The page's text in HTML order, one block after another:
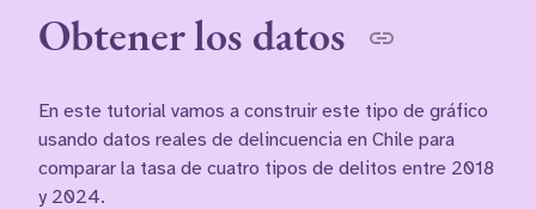
Obtener los datos
En este tutorial vamos a construir este tipo de gráfico
usando datos reales de delincuencia en Chile para
comparar la tasa de cuatro tipos de delitos entre 2018
y 2024.